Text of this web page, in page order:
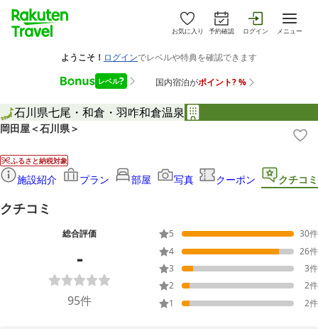
お気に入り 予約確認 ログイン メニュー
石川県七尾・和倉・羽咋和倉温泉
岡田屋＜石川県＞
ふるさと納税対象
施設紹介 プラン 部屋 写真 クーポン クチコミ
クチコミ
総合評価
-
95件
5 30件
4
26件
3
3件
2
2件
1
2件